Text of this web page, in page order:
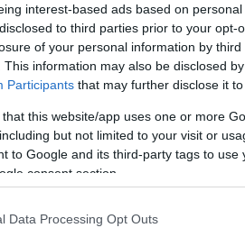
interest-based ads based on
to third parties prior to your opt-
of your personal information by third
This information may also be disclosed
Participants that may further disclose it
that this website/app uses one or more
but not limited to your visit or
to Google and its third-party tags to
consent section.
Data Processing Opt Outs
και Τεχνητής
στη μακρόχρονη σχέση
BEYOND αποτελεί πλέον έναν
το ελληνικό οικοσύστημα
αποκτά ολοένα και πιο
της Τεχνητής
τις επενδύσεις σε
ανάπτυξη του τεχνολογικού